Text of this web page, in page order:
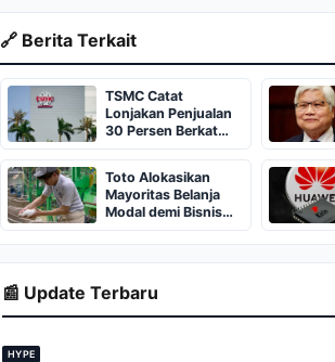
🔗 Berita Terkait
TSMC Catat
Lonjakan Penjualan
30 Persen Berkat
Permintaan Chip AI
Toto Alokasikan
Mayoritas Belanja
Modal demi Bisnis
Chip AI
📰 Update Terbaru
HYPE